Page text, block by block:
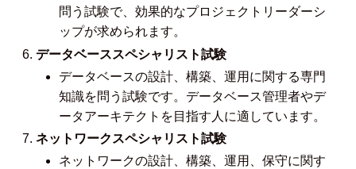
問う試験で、効果的なプロジェクトリーダーシ
ップが求められます。
データベーススペシャリスト試験
データベースの設計、構築、運用に関する専門
知識を問う試験です。データベース管理者やデ
ータアーキテクトを目指す人に適しています。
ネットワークスペシャリスト試験
ネットワークの設計、構築、運用、保守に関す